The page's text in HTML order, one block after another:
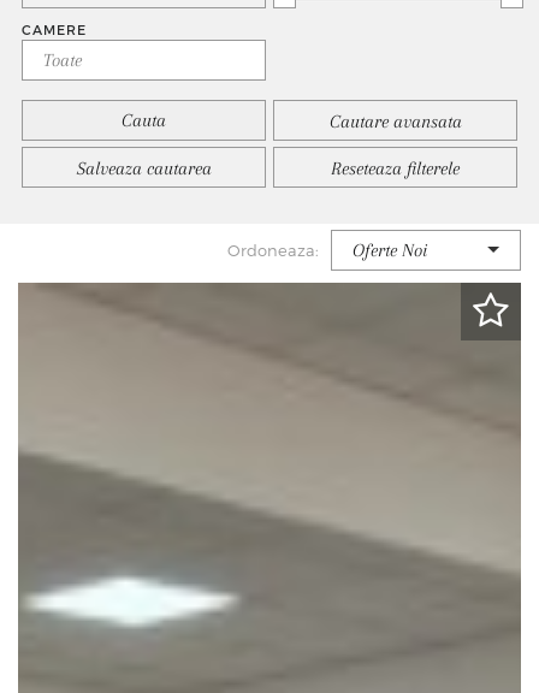
CAMERE
Cautare avansata
Salveaza cautarea Reseteaza filterele
Oferte Noi
Ordoneaza: